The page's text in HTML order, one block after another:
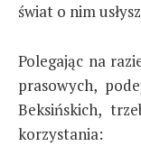
świat o nim
Polegając na
prasowych,
Beksińskich,
korzystania: